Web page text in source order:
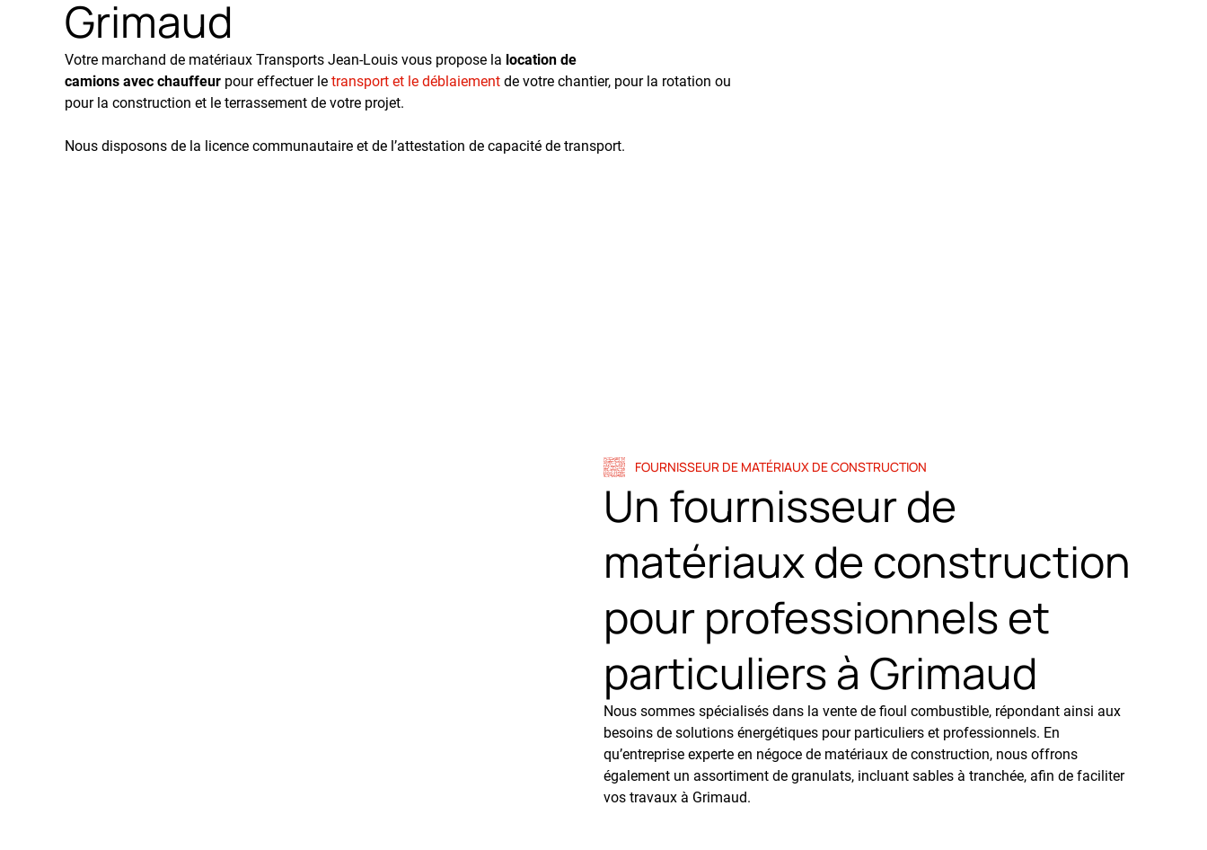
Grimaud
Votre marchand de matériaux Transports Jean-Louis vous propose la location de
camions avec chauffeur pour effectuer le transport et le déblaiement de votre chantier, pour la rotation ou
pour la construction et le terrassement de votre projet.
Nous disposons de la licence communautaire et de l’attestation de capacité de transport.
FOURNISSEUR DE MATÉRIAUX DE CONSTRUCTION
Un fournisseur de
matériaux de construction
pour professionnels et
particuliers à Grimaud
Nous sommes spécialisés dans la vente de fioul combustible, répondant ainsi aux
besoins de solutions énergétiques pour particuliers et professionnels. En
qu’entreprise experte en négoce de matériaux de construction, nous offrons
également un assortiment de granulats, incluant sables à tranchée, afin de faciliter
vos travaux à Grimaud.